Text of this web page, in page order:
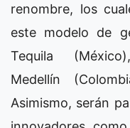
renombre, los
este modelo de
Tequila
Medellín
Asimismo, serán